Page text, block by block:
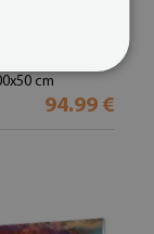
cm
94.99 €